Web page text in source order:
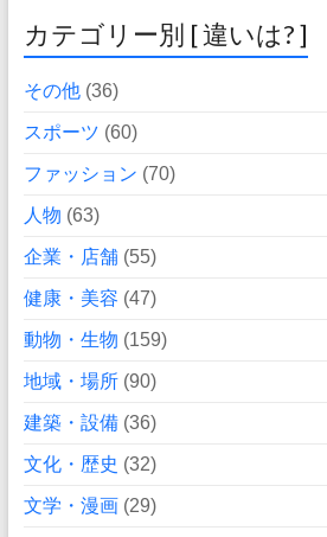
カテゴリー別 [ 違いは? ]
その他(36)
スポーツ (60)
ファッション (70)
人物 (63)
企業・店舗(55)
健康・美容 (47)
動物・生物 (159)
地域・場所(90)
建築・設備(36)
文化・歴史 (32)
文学・漫画(29)